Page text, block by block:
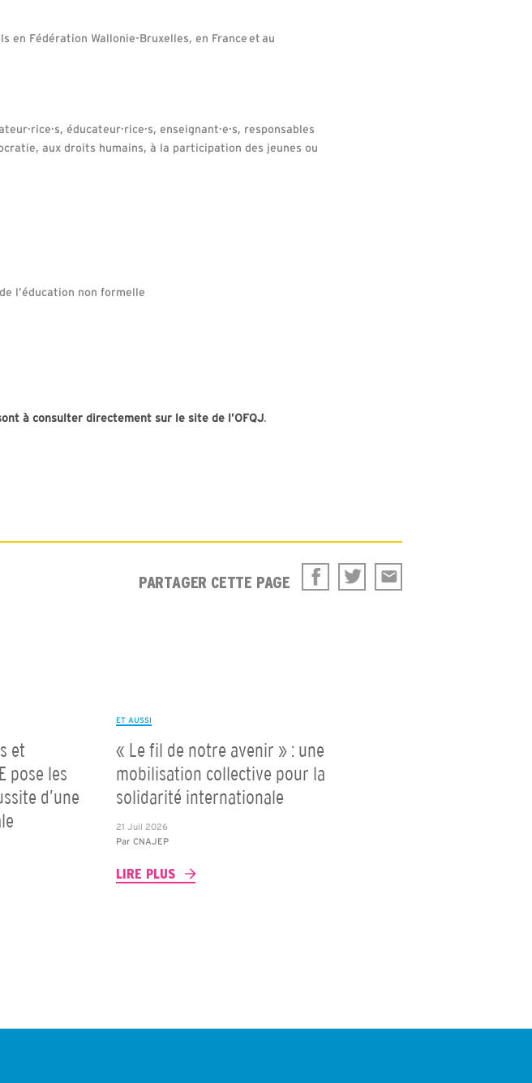
Fédération Wallonie-Bruxelles, en France et au
éducateur·rice·s, enseignant·e·s, responsables
aux droits humains, à la participation des jeunes ou
l’éducation non formelle
à consulter directement sur le site de l’OFQJ.
PARTAGER CETTE PAGE
et
pose les
d’une
ET AUSSI
« Le fil de notre avenir » : une
mobilisation collective pour la
solidarité internationale
21 Juil 2026
ParCNAJEP
LIRE PLUS